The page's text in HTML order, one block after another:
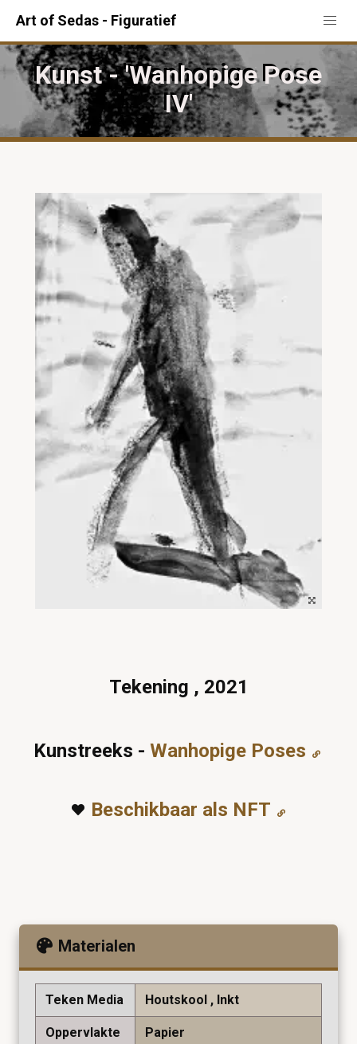
Art of Sedas - Figuratief
Kunst - 'Wanhopige Pose
IV'
Tekening , 2021
Kunstreeks - Wanhopige Poses
Beschikbaar als NFT
Materialen
Teken Media Houtskool Inkt
Oppervlakte Papier